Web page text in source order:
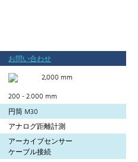
お問い合わせ
2,000 mm
200 - 2.000 mm
円筒 M30
アナログ距離計測
アーカイブセンサー
ケーブル接続